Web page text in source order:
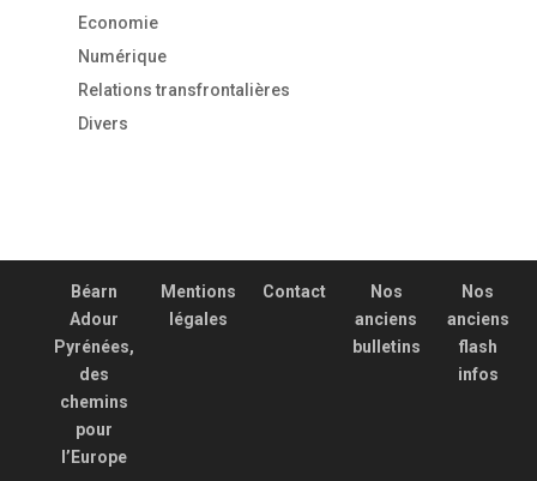
Economie
Numérique
Relations transfrontalières
Divers
Béarn
Adour
Pyrénées,
des
chemins
pour
l’Europe
Mentions
légales
Contact
Nos
anciens
bulletins
Nos
anciens
flash
infos